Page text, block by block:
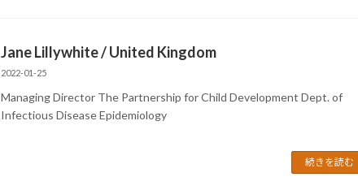
Jane Lillywhite / United Kingdom
2022-01-25
Managing Director The Partnership for Child Development Dept. of
Infectious Disease Epidemiology
続きを読む